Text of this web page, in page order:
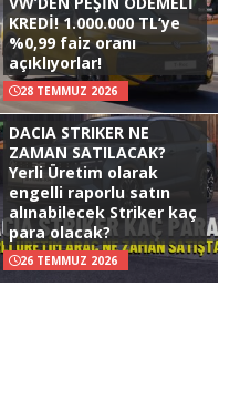
KREDİ! 1.000.000 TL’ye
%0,99 faiz oranı
açıklıyorlar!
28 TEMMUZ 2026
DACIA STRIKER NE
ZAMAN SATILACAK?
Yerli Üretim olarak
engelli raporlu satın
alınabilecek Striker kaç
para olacak?
26 TEMMUZ 2026